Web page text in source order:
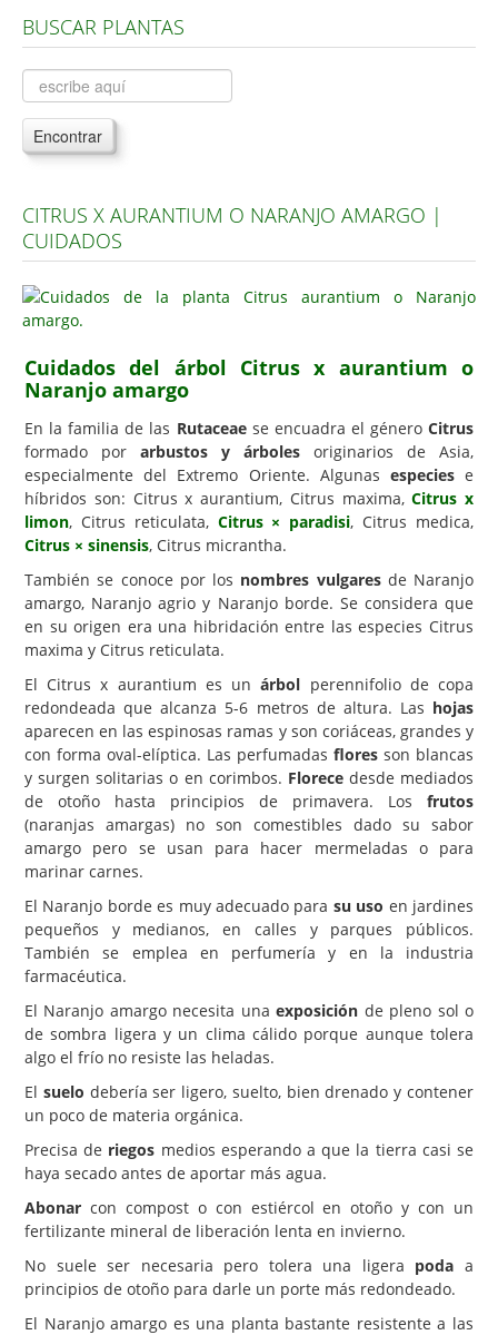
Árboles, Cicas y Palmeras de la G a la Z
Plantas Anuales y Perennes
Plantas Bulbosas y Acuáticas
Plantas de Interior
Plantas Aromáticas y de Huerto
Plantas Carnívoras y Orquídeas
Consejos
Hemisferio Sur
Enfermedades
Animales
Hongos
Carencias
Fotos
Flores y Plantas
Árboles y Palmeras
Arbustos y Trepadoras
Cactus y Suculentas
BUSCAR PLANTAS
Encontrar
CITRUS X AURANTIUM O NARANJO AMARGO |
CUIDADOS
Cuidados del árbol Citrus x aurantium o
Naranjo amargo
En la familia de las Rutaceaese encuadra el género Citrus
formado por arbustos y árboles originarios de Asia,
especialmente del Extremo Oriente. Algunas especiese
híbridos son: Citrus x aurantium, Citrus maxima,Citrus x
limon, Citrus reticulata, Citrus × paradisi, Citrus medica,
Citrus × sinensis, Citrus micrantha.
También se conoce por los nombres vulgaresde Naranjo
amargo, Naranjo agrio y Naranjo borde. Se considera que
en su origen era una hibridación entre las especies Citrus
maxima y Citrus reticulata.
El Citrus x aurantium es unárbol perennifolio de copa
redondeada que alcanza 5-6 metros de altura. Las hojas
aparecen en las espinosas ramas y son coriáceas, grandes y
con forma oval-elíptica. Las perfumadas flores son blancas
y surgen solitarias o en corimbos. Florecedesde mediados
de otoño hasta principios de primavera. Los frutos
(naranjas amargas) no son comestibles dado su sabor
amargo pero se usan para hacer mermeladas o para
marinar carnes.
El Naranjo borde es muy adecuado para su uso en jardines
pequeños y medianos, en calles y parques públicos.
También se emplea en perfumería y en la industria
farmacéutica.
El Naranjo amargo necesita unaexposición de pleno sol o
de sombra ligera y un clima cálido porque aunque tolera
algo el frío no resiste las heladas.
El suelo debería ser ligero, suelto, bien drenado y contener
un poco de materia orgánica.
Precisa de riegos medios esperando a que la tierra casi se
haya secado antes de aportar más agua.
Abonar con compost o con estiércol en otoño y con un
fertilizante mineral de liberación lenta en invierno.
No suele ser necesaria pero tolera una ligera poda a
principios de otoño para darle un porte más redondeado.
El Naranjo amargo es una planta bastante resistente a las